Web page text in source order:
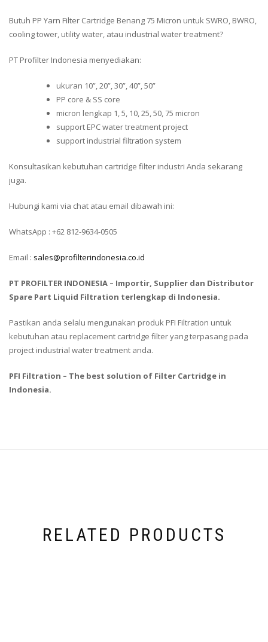
Butuh PP Yarn Filter Cartridge Benang 75 Micron untuk SWRO, BWRO,
cooling tower, utility water, atau industrial water treatment?
PT Profilter Indonesia menyediakan:
ukuran 10”, 20”, 30”, 40”, 50”
PP core & SS core
micron lengkap 1, 5, 10, 25, 50, 75 micron
support EPC water treatment project
support industrial filtration system
Konsultasikan kebutuhan cartridge filter industri Anda sekarang
juga.
Hubungi kami via chat atau email dibawah ini:
WhatsApp : +62 812-9634-0505
Email : sales@profilterindonesia.co.id
PT PROFILTER INDONESIA – Importir, Supplier dan Distributor
Spare Part Liquid Filtration terlengkap di Indonesia.
Pastikan anda selalu mengunakan produk PFI Filtration untuk
kebutuhan atau replacement cartridge filter yang terpasang pada
project industrial water treatment anda.
PFI Filtration – The best solution of Filter Cartridge in
Indonesia.
RELATED PRODUCTS